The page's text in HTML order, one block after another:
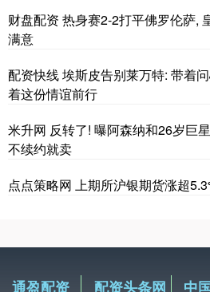
财盘配资 热身赛2-2打平佛罗伦萨,
满意
配资快线 埃斯皮告别莱万特: 带着
着这份情谊前行
米升网 反转了! 曝阿森纳和26岁巨
不续约就卖
点点策略网 上期所沪银期货涨超
通盈配资 配资头条网 中